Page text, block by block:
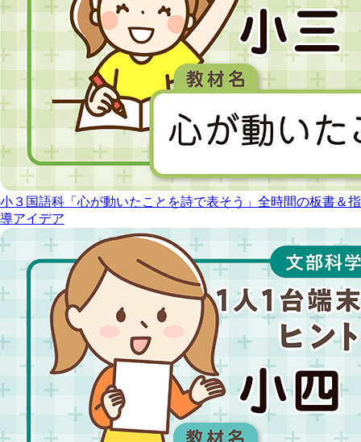
小３国語科「心が動いたことを詩で表そう」全時間の板書＆指
導アイデア